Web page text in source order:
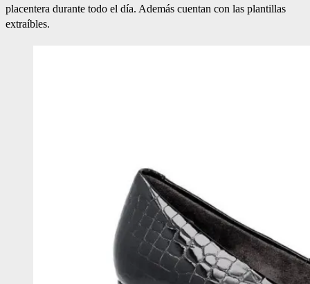
placentera durante todo el día. Además cuentan con las plantillas
extraíbles.